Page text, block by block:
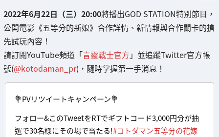
2022年6月22日（三）20:00將播出GOD STATION特別節目，
公開電影《五等分的新娘》合作詳情、新情報與合作關卡的搶
先試玩內容！
請訂閱YouTube頻道「言靈戰士官方 」並追蹤Twitter官方帳
號(@kotodaman_pr)，隨時掌握第一手消息！
💐PVリツイートキャンペーン💐
フォロー&このTweetをRTでギフトコード3,000円分が抽
選で30名様にその場で当たる!#コトダマン五等分の花嫁